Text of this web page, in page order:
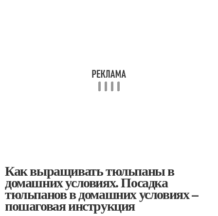
Как выращивать тюльпаны в
домашних условиях. Посадка
тюльпанов в домашних условиях –
пошаговая инструкция